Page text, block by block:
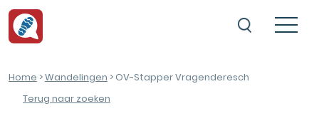
Home >Wandelingen > OV-Stapper Vragenderesch
Terug naar zoeken